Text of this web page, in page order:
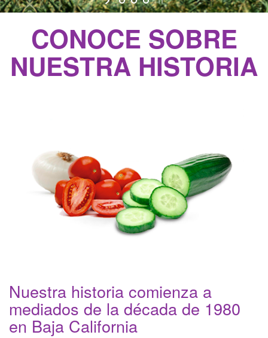
CONOCE SOBRE
NUESTRA HISTORIA
Nuestra historia comienza a
mediados de la década de 1980
en Baja California